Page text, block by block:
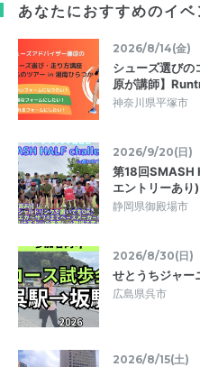
あなたにおすすめのイベ
2026/8/14(金)
シューズ選びの
原が講師】
神奈川県平塚市
2026/9/20(日)
第18回SMASH
エントリーあり)
静岡県御殿場市
2026/8/30(日)
せとうちジャー
広島県呉市
2026/8/15(土)